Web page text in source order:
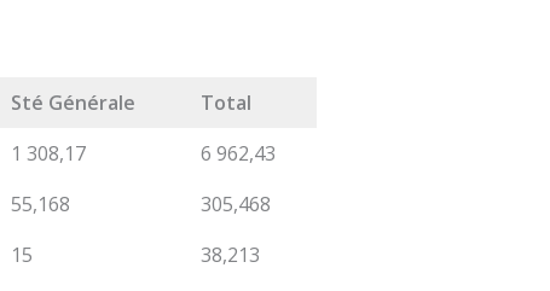
Sté Générale
Total
1 308,17
6 962,43
55,168
305,468
15
38,213